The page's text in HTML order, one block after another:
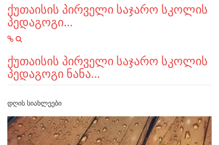
ქუთაისის პირველი საჯარო სკოლის
პედაგოგი…
ქუთაისის პირველი საჯარო სკოლის
პედაგოგი ნანა…
ᲓᲦᲘᲡ ᲡᲘᲐᲮᲚᲔᲔᲑᲘ